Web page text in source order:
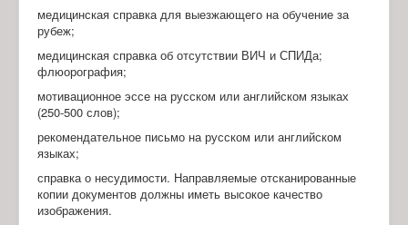
медицинская справка для выезжающего на обучение за
рубеж;
медицинская справка об отсутствии ВИЧ и СПИДа;
флюорография;
мотивационное эссе на русском или английском языках
(250-500 слов);
рекомендательное письмо на русском или английском
языках;
справка о несудимости. Направляемые отсканированные
копии документов должны иметь высокое качество
изображения.